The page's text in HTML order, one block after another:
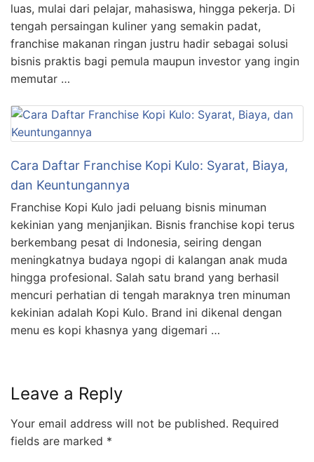
luas, mulai dari pelajar, mahasiswa, hingga pekerja. Di
tengah persaingan kuliner yang semakin padat,
franchise makanan ringan justru hadir sebagai solusi
bisnis praktis bagi pemula maupun investor yang ingin
memutar …
Cara Daftar Franchise Kopi Kulo: Syarat, Biaya,
dan Keuntungannya
Franchise Kopi Kulo jadi peluang bisnis minuman
kekinian yang menjanjikan. Bisnis franchise kopi terus
berkembang pesat di Indonesia, seiring dengan
meningkatnya budaya ngopi di kalangan anak muda
hingga profesional. Salah satu brand yang berhasil
mencuri perhatian di tengah maraknya tren minuman
kekinian adalah Kopi Kulo. Brand ini dikenal dengan
menu es kopi khasnya yang digemari …
Leave a Reply
Your email address will not be published. Required
fields are marked *